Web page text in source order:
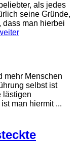
als jedes
seine Gründe,
man hierbei
mehr Menschen
selbst ist
lästigen
man hiermit ...